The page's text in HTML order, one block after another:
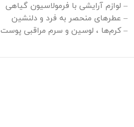
– لوازم آرایشی با فرمولاسیون گیاهی
– عطرهای منحصر به فرد و دلنشین
– کرم‌ها ، لوسین و سرم مراقبی پوست